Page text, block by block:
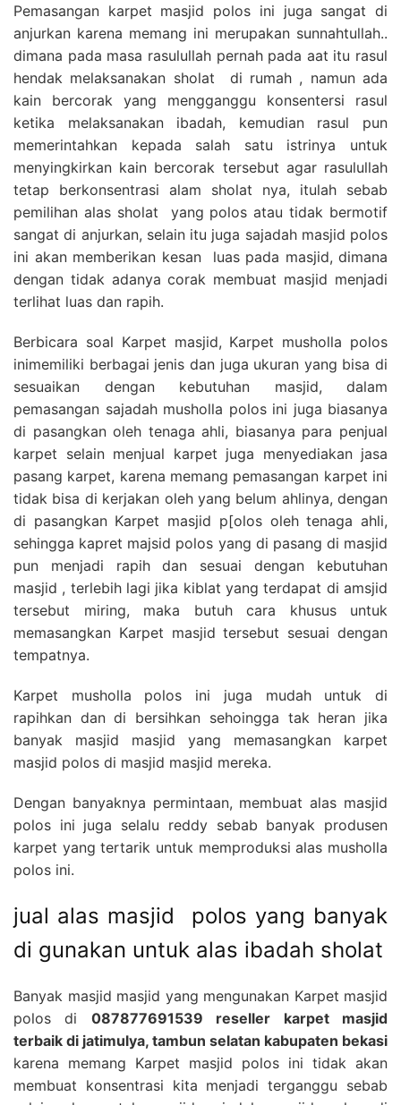
Pemasangan karpet masjid polos ini juga sangat di
anjurkan karena memang ini merupakan sunnahtullah..
dimana pada masa rasulullah pernah pada aat itu rasul
hendak melaksanakan sholat di rumah , namun ada
kain bercorak yang mengganggu konsentersi rasul
ketika melaksanakan ibadah, kemudian rasul pun
memerintahkan kepada salah satu istrinya untuk
menyingkirkan kain bercorak tersebut agar rasulullah
tetap berkonsentrasi alam sholat nya, itulah sebab
pemilihan alas sholat yang polos atau tidak bermotif
sangat di anjurkan, selain itu juga sajadah masjid polos
ini akan memberikan kesan luas pada masjid, dimana
dengan tidak adanya corak membuat masjid menjadi
terlihat luas dan rapih.
Berbicara soal Karpet masjid, Karpet musholla polos
inimemiliki berbagai jenis dan juga ukuran yang bisa di
sesuaikan dengan kebutuhan masjid, dalam
pemasangan sajadah musholla polos ini juga biasanya
di pasangkan oleh tenaga ahli, biasanya para penjual
karpet selain menjual karpet juga menyediakan jasa
pasang karpet, karena memang pemasangan karpet ini
tidak bisa di kerjakan oleh yang belum ahlinya, dengan
di pasangkan Karpet masjid p[olos oleh tenaga ahli,
sehingga kapret majsid polos yang di pasang di masjid
pun menjadi rapih dan sesuai dengan kebutuhan
masjid , terlebih lagi jika kiblat yang terdapat di amsjid
tersebut miring, maka butuh cara khusus untuk
memasangkan Karpet masjid tersebut sesuai dengan
tempatnya.
Karpet musholla polos ini juga mudah untuk di
rapihkan dan di bersihkan sehoingga tak heran jika
banyak masjid masjid yang memasangkan karpet
masjid polos di masjid masjid mereka.
Dengan banyaknya permintaan, membuat alas masjid
polos ini juga selalu reddy sebab banyak produsen
karpet yang tertarik untuk memproduksi alas musholla
polos ini.
jual alas masjid polos yang banyak
di gunakan untuk alas ibadah sholat
Banyak masjid masjid yang mengunakan Karpet masjid
polos di 087877691539 reseller karpet masjid
terbaik di jatimulya, tambun selatan kabupaten bekasi
karena memang Karpet masjid polos ini tidak akan
membuat konsentrasi kita menjadi terganggu sebab